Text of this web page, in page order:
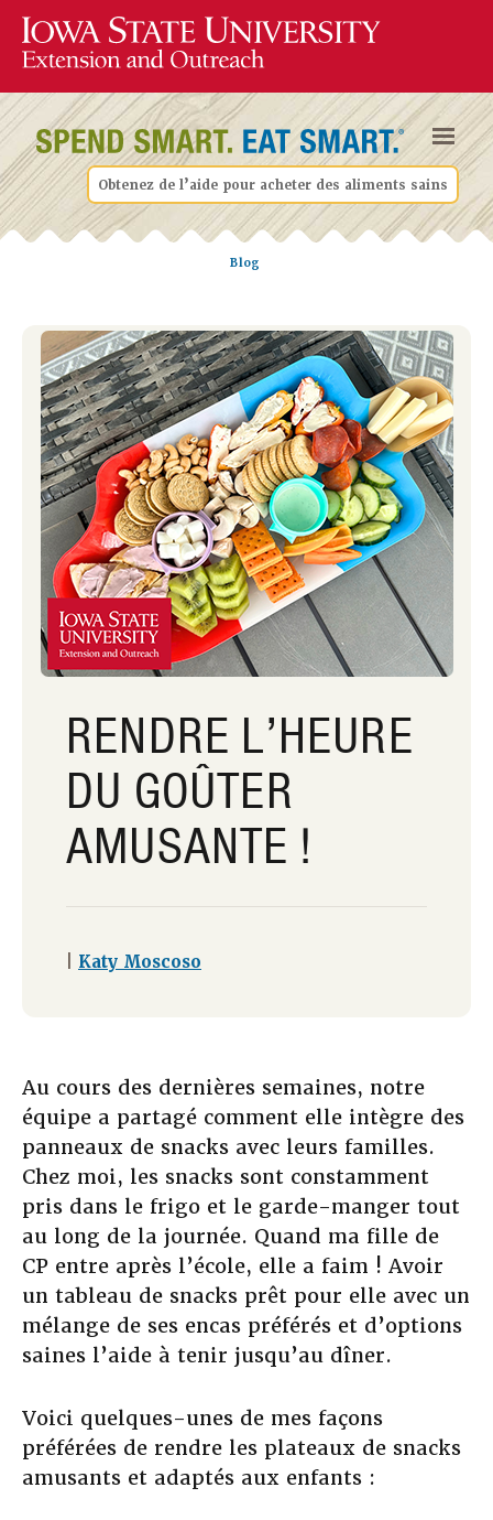
Obtenez de l’aide pour acheter des aliments sains
Blog
RENDRE L’HEURE
DU GOÛTER
AMUSANTE !
Katy Moscoso
Au cours des dernières semaines, notre
équipe a partagé comment elle intègre des
panneaux de snacks avec leurs familles.
Chez moi, les snacks sont constamment
pris dans le frigo et le garde-manger tout
au long de la journée. Quand ma fille de
CP entre après l’école, elle a faim ! Avoir
un tableau de snacks prêt pour elle avec un
mélange de ses encas préférés et d’options
saines l’aide à tenir jusqu’au dîner.
Voici quelques-unes de mes façons
préférées de rendre les plateaux de snacks
amusants et adaptés aux enfants :